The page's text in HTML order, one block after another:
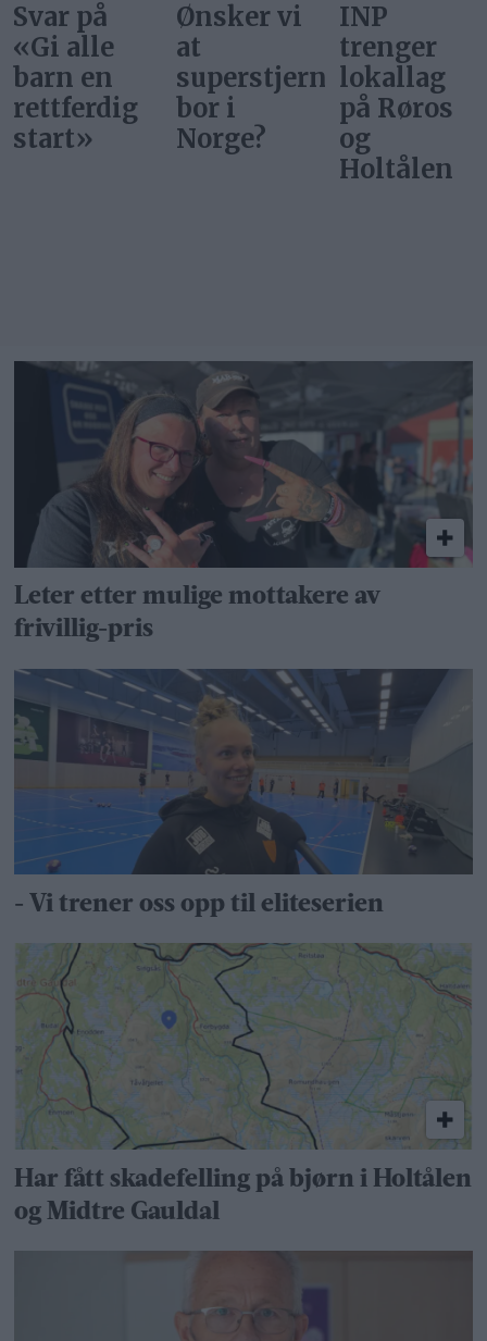
Ønsker vi
at
superstjerner
bor i
Norge?
INP
trenger
lokallag
på Røros
og
Gi alle
barn en
rettferdig
start
Leter etter mulige mottakere av
frivillig-pris
- Vi trener oss opp til eliteserien
Har fått skadefelling på bjørn i Holtålen
og Midtre Gauldal